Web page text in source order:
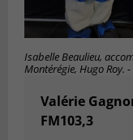
Isabelle Beaulieu,
Montérégie, Hugo Roy. -
Valérie
FM103,3